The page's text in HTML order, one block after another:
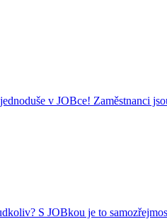
v JOBce! Zaměstnanci
S JOBkou je to